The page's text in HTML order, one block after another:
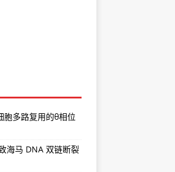
胞多路复用的θ相位
海马 DNA 双链断裂